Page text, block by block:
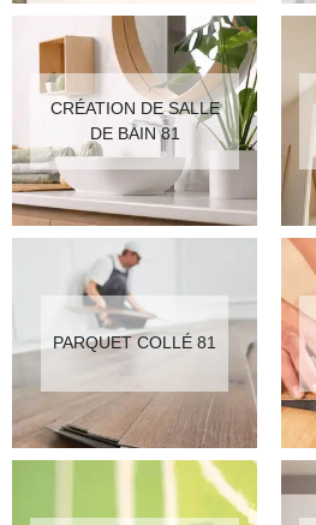
CRÉATION DE SALLE
DE BAIN 81
PARQUET COLLÉ 81